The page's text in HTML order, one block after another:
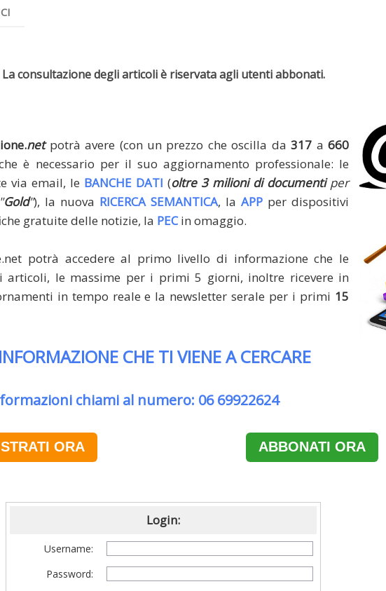
La consultazione degli articoli è riservata agli utenti abbonati.
netpotrà avere (con un prezzo che oscilla da317 a660
è necessario per il suo aggiornamento professionale: le
via email, le BANCHE DATI (oltre 3 milioni di documentiper
Gold"), la nuova RICERCA SEMANTICA, la APP per dispositivi
gratuite delle notizie, la PECin omaggio.
potrà accedere al primo livello di informazione che le
articoli, le massime per i primi 5 giorni, inoltre ricevere in
in tempo reale e la newsletter serale per i primi 15
CHE TI VIENE A CERCARE
chiami al numero: 06 69922624
ORA ABBONATI ORA
Login:
Username:
Password: